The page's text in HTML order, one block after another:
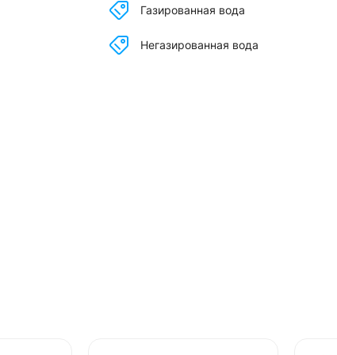
Газированная вода
Негазированная вода